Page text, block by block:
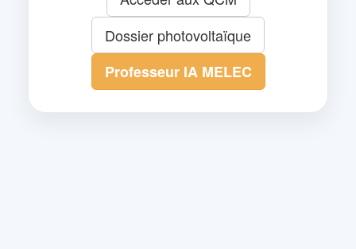
Dossier photovoltaïque
Professeur IA MELEC